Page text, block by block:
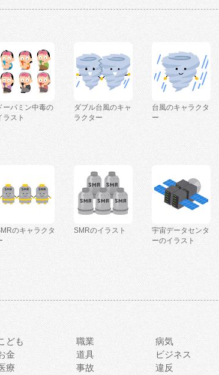
ーパミン中毒の
ラスト
ダブル台風のキャ
ラクター
台風のキャラクタ
ー
のキャラクタ
SMRのイラスト
宇宙データセンタ
ーのイラスト
ども 職業 病気
金 道具 ビジネス
療 事故 違反